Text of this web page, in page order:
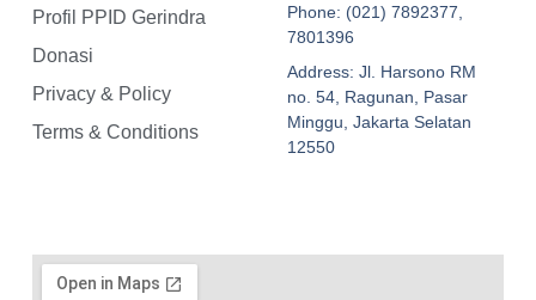
Profil PPID Gerindra
Donasi
Privacy & Policy
Terms & Conditions
Phone: (021) 7892377,
7801396
Address: Jl. Harsono RM
no. 54, Ragunan, Pasar
Minggu, Jakarta Selatan
12550